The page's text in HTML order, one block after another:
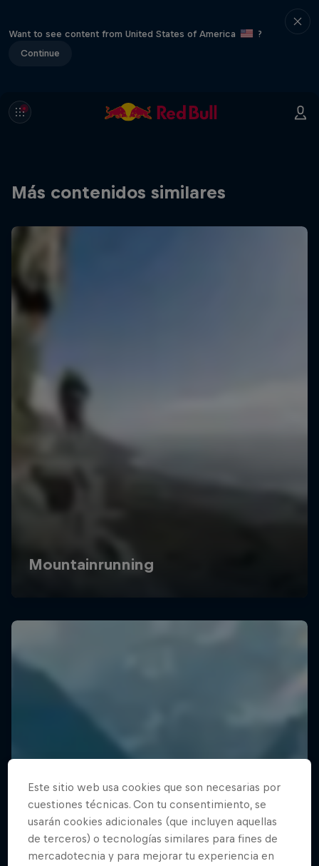
Want to see content from United States of America
?
Continue
Más contenidos similares
Este sitio web usa cookies que son necesarias por
cuestiones técnicas. Con tu consentimiento, se
usarán cookies adicionales (que incluyen aquellas
de terceros) o tecnologías similares para fines de
mercadotecnia y para mejorar tu experiencia en